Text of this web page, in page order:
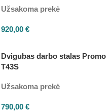
Užsakoma prekė
920,00 €
Dvigubas darbo stalas Promo
T43S
Užsakoma prekė
790,00 €